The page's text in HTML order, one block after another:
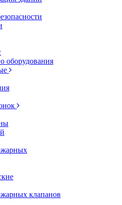
оборудования
клапанов